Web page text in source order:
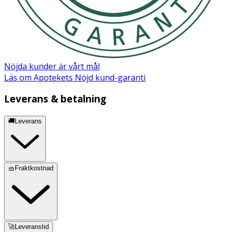
Nöjda kunder är vårt mål
Läs om Apotekets Nöjd kund-garanti
Leverans & betalning
🚚Leverans
🧺Fraktkostnad
🚀Leveranstid